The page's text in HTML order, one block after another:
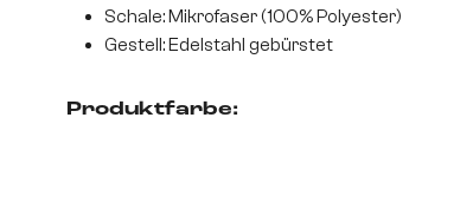
Schale: Mikrofaser (100% Polyester)
Gestell: Edelstahl gebürstet
Produktfarbe: